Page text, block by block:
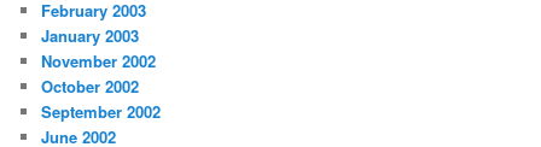
February 2003
January 2003
November 2002
October 2002
September 2002
June 2002